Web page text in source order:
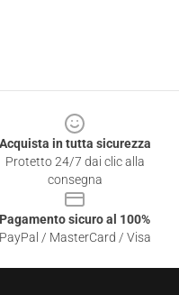
Acquista in tutta sicurezza
Protetto 24/7 dai clic alla
consegna
Pagamento sicuro al 100%
PayPal / MasterCard / Visa